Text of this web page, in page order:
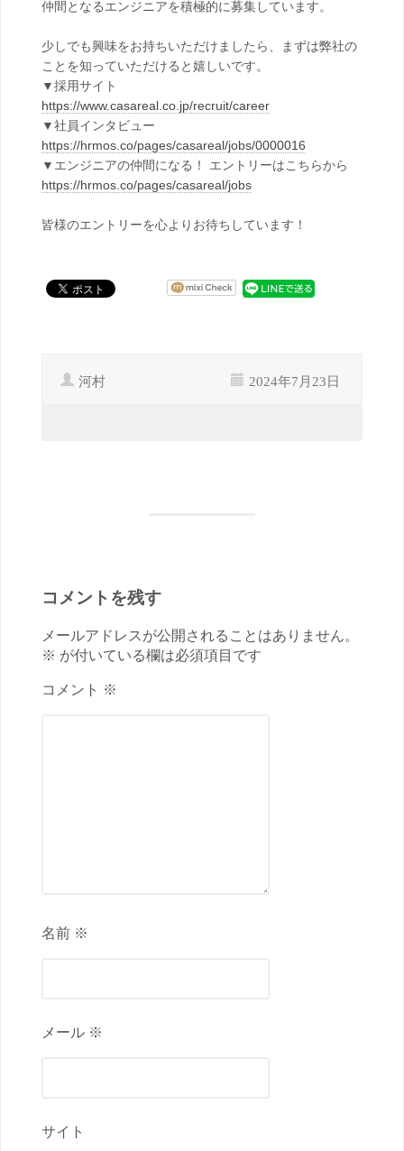
仲間となるエンジニアを積極的に募集しています。
少しでも興味をお持ちいただけましたら、まずは弊社の
ことを知っていただけると嬉しいです。
▼採用サイト
https://www.casareal.co.jp/recruit/career
▼社員インタビュー
https://hrmos.co/pages/casareal/jobs/0000016
▼エンジニアの仲間になる！ エントリーはこちらから
https://hrmos.co/pages/casareal/jobs
皆様のエントリーを心よりお待ちしています！
河村 2024年7月23日
コメントを残す
メールアドレスが公開されることはありません。
※ が付いている欄は必須項目です
コメント ※
名前 ※
メール ※
サイト